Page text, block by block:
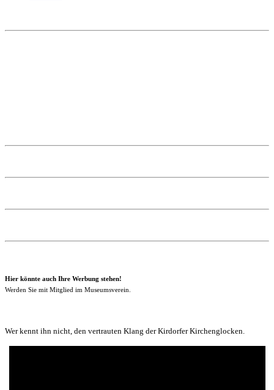
Hier könnte auch Ihre Werbung stehen!
Werden Sie mit Mitglied im Museumsverein.
Wer kennt ihn nicht, den vertrauten Klang der Kirdorfer Kirchenglocken.